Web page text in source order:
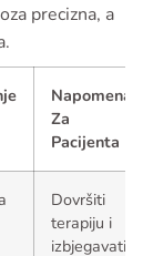
precizna, a
Napomena
Za
Pacijenta
Dovršiti
terapiju i
izbjegavati